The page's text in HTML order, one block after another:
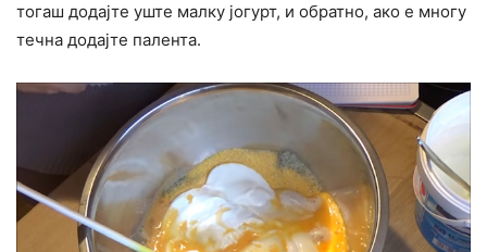
тогаш додајте уште малку јогурт, и обратно, ако е многу
течна додајте палента.